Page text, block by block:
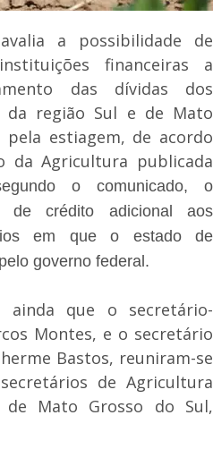
a possibilidade de
financeiras a
das dívidas dos
da região Sul e de Mato
estiagem, de acordo
da Agricultura publicada
o comunicado, o
de crédito adicional aos
em que o estado de
governo federal.
que o secretário-
Montes, e o secretário
Bastos, reuniram-se
de Agricultura
Mato Grosso do Sul,